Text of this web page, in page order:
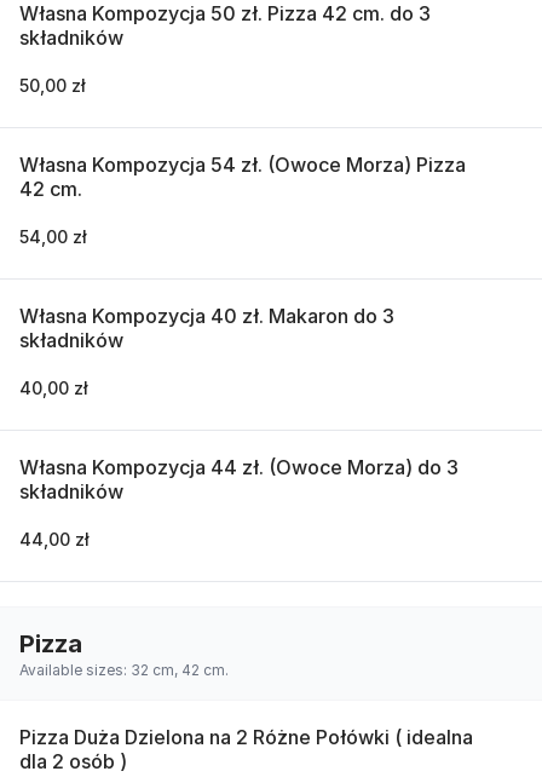
Własna Kompozycja 50 zł. Pizza 42 cm. do 3
składników
50,00 zł
Własna Kompozycja 54 zł. (Owoce Morza) Pizza
42 cm.
54,00 zł
Własna Kompozycja 40 zł. Makaron do 3
składników
40,00 zł
Własna Kompozycja 44 zł. (Owoce Morza) do 3
składników
44,00 zł
Pizza
Available sizes: 32 cm, 42 cm.
Pizza Duża Dzielona na 2 Różne Połówki ( idealna
dla 2 osób )